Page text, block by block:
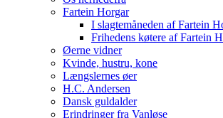
Fartein Horgar
I slagtemåneden af Fartein
Frihedens køtere af Fartein
Øerne vidner
Kvinde, hustru, kone
Længslernes øer
H.C. Andersen
Dansk guldalder
Erindringer fra Vanløse